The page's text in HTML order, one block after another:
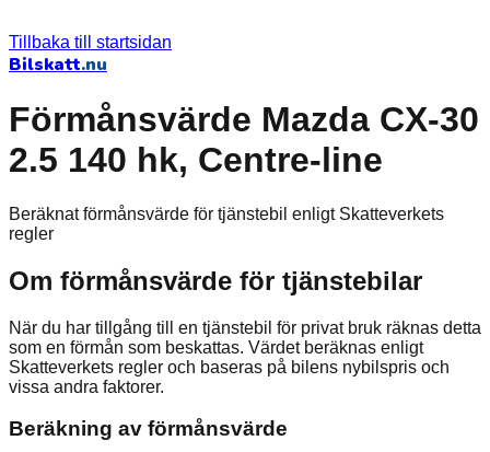
Tillbaka till startsidan
Bilskatt.nu
Förmånsvärde Mazda CX-30
2.5 140 hk, Centre-line
Beräknat förmånsvärde för tjänstebil enligt Skatteverkets
regler
Om förmånsvärde för tjänstebilar
När du har tillgång till en tjänstebil för privat bruk räknas detta
som en förmån som beskattas. Värdet beräknas enligt
Skatteverkets regler och baseras på bilens nybilspris och
vissa andra faktorer.
Beräkning av förmånsvärde